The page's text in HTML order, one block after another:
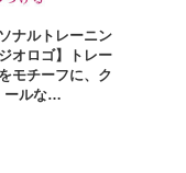
ソナルトレーニン
オロゴ】トレー
モチーフに、ク
ールな…